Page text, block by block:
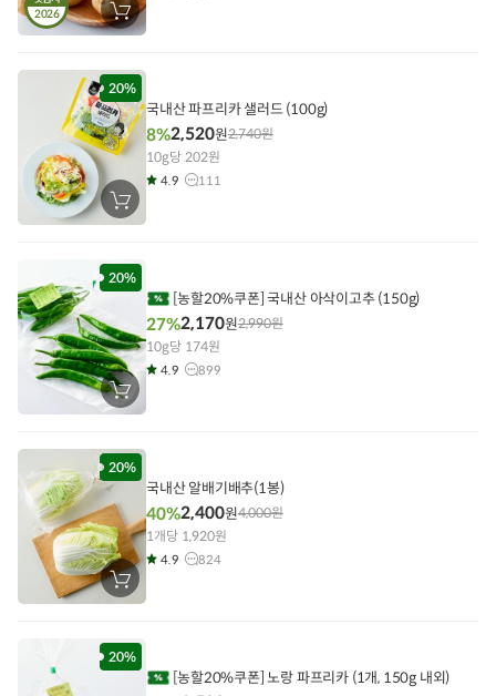
2026
장
바
에
담
기
20%
장
바
에
담
기
국내산 파프리카 샐러드 (100g)
8%2,520원2,740원
10g당 202원
4.9 111
20%
장
바
에
담
기
[농할20%쿠폰] 국내산 아삭이고추 (150g)
27%2,170원2,990원
10g당 174원
4.9 899
20%
장
바
에
담
기
국내산 알배기배추(1봉)
40%2,400원4,000원
1개당 1,920원
4.9 824
20%
[농할20%쿠폰] 노랑 파프리카 (1개, 150g 내외)